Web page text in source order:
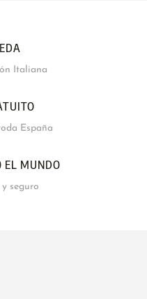
Italiana
España
EL MUNDO
seguro